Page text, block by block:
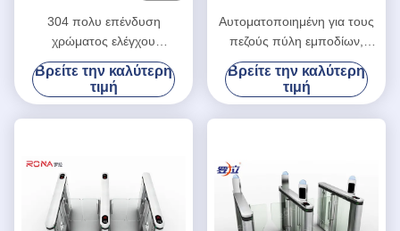
304 πολυ επένδυση
χρώματος ελέγχου
προσπέλασης
περιστροφικών πυλών
πυλών ταχύτητας
ανοξείδωτου
Βρείτε την καλύτερη
τιμή
Αυτοματοποιημένη για τους
πεζούς πύλη εμποδίων,
συστήματα ασφαλείας 304
περιστροφικών πυλών
ανοξείδωτο
Βρείτε την καλύτερη
τιμή